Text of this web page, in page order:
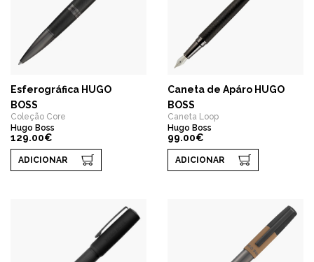
Esferográfica HUGO
BOSS
Coleção Core
Hugo Boss
129.00€
ADICIONAR
Caneta de Apáro HUGO
BOSS
Caneta Loop
Hugo Boss
99.00€
ADICIONAR